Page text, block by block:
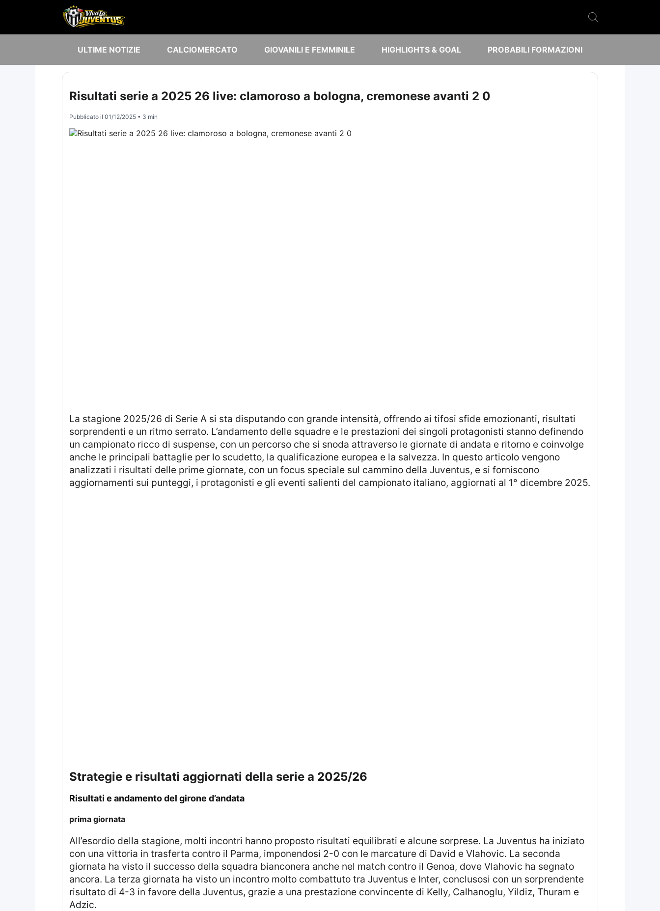
ULTIME NOTIZIE CALCIOMERCATO GIOVANILI E FEMMINILE HIGHLIGHTS & GOAL PROBABILI FORMAZIONI
Risultati serie a 2025 26 live: clamoroso a bologna, cremonese avanti 2 0
Pubblicato il 01/12/2025• 3 min
La stagione 2025/26 di Serie A si sta disputando con grande intensità, offrendo ai tifosi sfide emozionanti, risultati
sorprendenti e un ritmo serrato. L’andamento delle squadre e le prestazioni dei singoli protagonisti stanno definendo
un campionato ricco di suspense, con un percorso che si snoda attraverso le giornate di andata e ritorno e coinvolge
anche le principali battaglie per lo scudetto, la qualificazione europea e la salvezza. In questo articolo vengono
analizzati i risultati delle prime giornate, con un focus speciale sul cammino della Juventus, e si forniscono
aggiornamenti sui punteggi, i protagonisti e gli eventi salienti del campionato italiano, aggiornati al 1° dicembre 2025.
strategie e risultati aggiornati della serie a 2025/26
risultati e andamento del girone d’andata
prima giornata
All’esordio della stagione, molti incontri hanno proposto risultati equilibrati e alcune sorprese. La Juventus ha iniziato
con una vittoria in trasferta contro il Parma, imponendosi 2-0 con le marcature di David e Vlahovic. La seconda
giornata ha visto il successo della squadra bianconera anche nel match contro il Genoa, dove Vlahovic ha segnato
ancora. La terza giornata ha visto un incontro molto combattuto tra Juventus e Inter, conclusosi con un sorprendente
risultato di 4-3 in favore della Juventus, grazie a una prestazione convincente di Kelly, Calhanoglu, Yildiz, Thuram e
Adzic.